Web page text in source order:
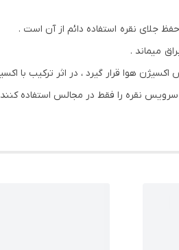
جلای نقره استفاده دائم از آن است .
میماند .
اکسیژن هوا قرار گیرد ، در اثر ترکیب با
نقره را فقط در مجالس استفاده